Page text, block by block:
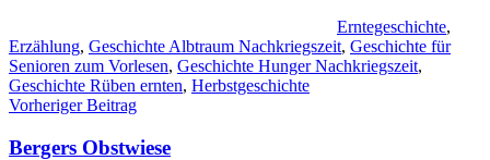
Erntegeschichte,
Erzählung, Geschichte Albtraum Nachkriegszeit, Geschichte für
Senioren zum Vorlesen, Geschichte Hunger Nachkriegszeit,
Geschichte Rüben ernten, Herbstgeschichte
Beitragsnavigation
Vorheriger Beitrag
Bergers Obstwiese